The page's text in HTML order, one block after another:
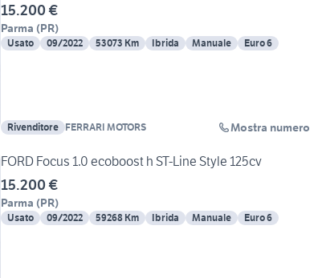
15.200 €
Parma (PR)
Usato 09/2022 53073 Km Ibrida Manuale Euro 6
Rivenditore FERRARI MOTORS Mostra numero
FORD Focus 1.0 ecoboost h ST-Line Style 125cv
15.200 €
Parma (PR)
Usato 09/2022 59268 Km Ibrida Manuale Euro 6